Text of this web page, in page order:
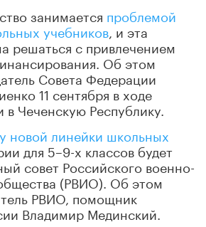
занимается проблемой
учебников , и эта
решаться с привлечением
Об этом
Совета Федерации
11 сентября в ходе
в Чеченскую Республику.
новой линейки школьных
для 5–9-х классов будет
совет Российского военно-
(РВИО). Об этом
РВИО, помощник
Владимир Мединский.